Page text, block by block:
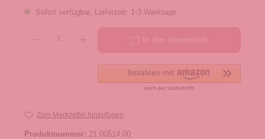
Sofort verfügbar, Lieferzeit: 1-3 Werktage
Zum Merkzettel hinzufügen
Produktnummer: 21.00514.00